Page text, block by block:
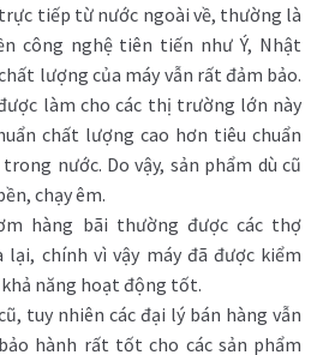
tiếp từ nước ngoài về, thường là
công nghệ tiên tiến như Ý, Nhật
lượng của máy vẫn rất đảm bảo.
làm cho các thị trường lớn này
chất lượng cao hơn tiêu chuẩn
nước. Do vậy, sản phẩm dù cũ
chạy êm.
hàng bãi thường được các thợ
lại, chính vì vậy máy đã được kiểm
năng hoạt động tốt.
tuy nhiên các đại lý bán hàng vẫn
hành rất tốt cho các sản phẩm